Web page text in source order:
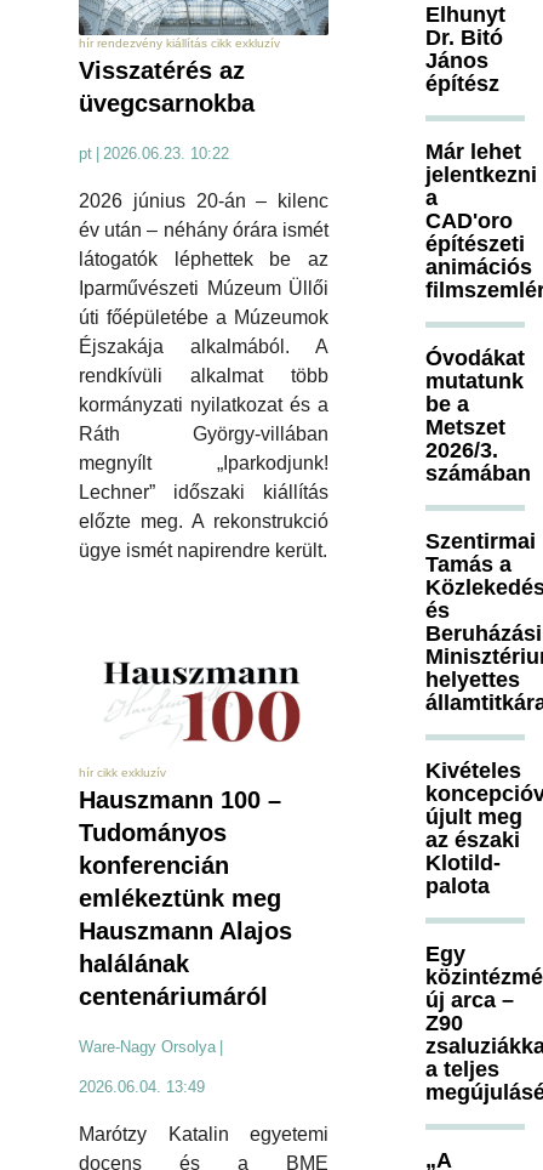
hír rendezvény kiállítás cikk exkluzív
Visszatérés az
üvegcsarnokba
pt | 2026.06.23. 10:22
2026 június 20-án – kilenc
év után – néhány órára ismét
látogatók léphettek be az
Iparművészeti Múzeum Üllői
úti főépületébe a Múzeumok
Éjszakája alkalmából. A
rendkívüli alkalmat több
kormányzati nyilatkozat és a
Ráth György-villában
megnyílt „Iparkodjunk!
Lechner” időszaki kiállítás
előzte meg. A rekonstrukció
ügye ismét napirendre került.
hír cikk exkluzív
Hauszmann 100 –
Tudományos
konferencián
emlékeztünk meg
Hauszmann Alajos
halálának
centenáriumáról
Ware-Nagy Orsolya
2026.06.04. 13:49
Marótzy Katalin egyetemi
docens és a BME
Elhunyt
Dr. Bitó
János
építész
Már lehet
jelentkezni
a
CAD'oro
építészeti
animációs
Óvodákat
mutatunk
be a
Metszet
2026/3.
számában
Szentirmai
Tamás a
és
Beruházási
helyettes
Kivételes
újult meg
az északi
Klotild-
palota
Egy
új arca –
Z90
a teljes
„A